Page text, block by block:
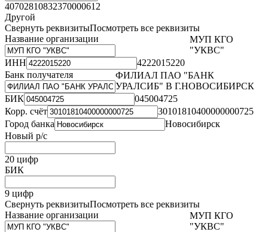
40702810832370000612
Другой
Свернуть реквизитыПосмотреть все реквизиты
Название организации
МУП КГО
"УКВС"
ИНН
4222015220
Банк получателя
ФИЛИАЛ ПАО "БАНК
УРАЛСИБ" В Г.НОВОСИБИРСК
БИК
045004725
Корр. счёт
30101810400000000725
Город банка
Новосибирск
Новый р/с
20 цифр
БИК
9 цифр
Свернуть реквизитыПосмотреть все реквизиты
Название организации
МУП КГО
"УКВС"